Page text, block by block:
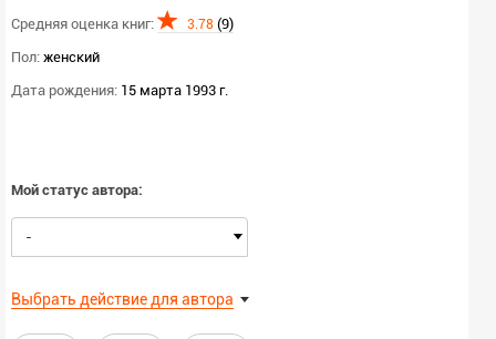
Средняя оценка книг:
3.78 (9)
Пол: женский
Дата рождения: 15 марта 1993 г.
Мой статус автора:
-
Выбрать действие для автора